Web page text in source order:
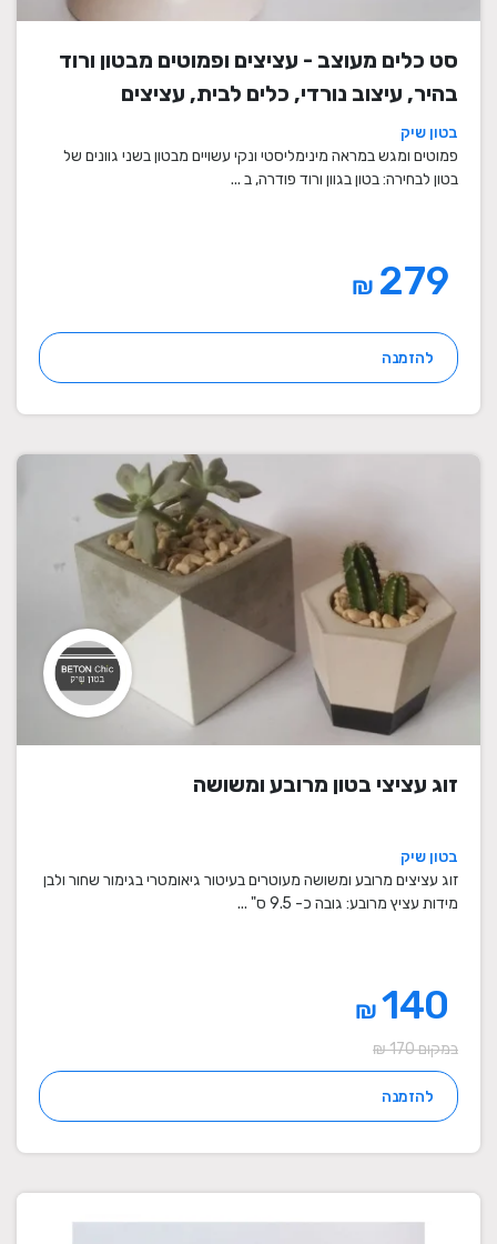
סט כלים מעוצב - עציצים ופמוטים מבטון ורוד
בהיר, עיצוב נורדי, כלים לבית, עציצים
מעוצבים, עציצי בטון, פמוטים לשבת, עציצים
מבטון, מתנה לבית
בטון שיק
פמוטים ומגש במראה מינימליסטי ונקי עשויים מבטון בשני גוונים של
בטון לבחירה: בטון בגוון ורוד פודרה, ב ...
₪
להזמנה
זוג עציצי בטון מרובע ומשושה
בטון שיק
זוג עציצים מרובע ומשושה מעוטרים בעיטור גיאומטרי בגימור שחור ולבן
מידות עציץ מרובע: גובה כ- 9.5 ס" ...
₪
במקום 170 ₪
להזמנה